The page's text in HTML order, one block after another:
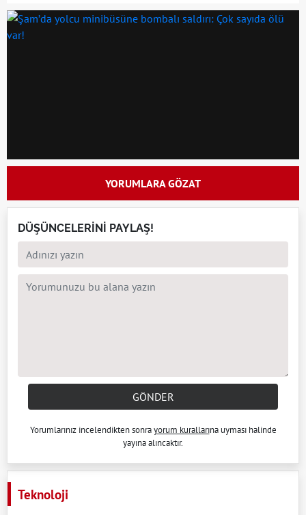
YORUMLARA GÖZAT
DÜŞÜNCELERİNİ PAYLAŞ!
GÖNDER
Yorumlarınız incelendikten sonrayorum kurallarına uyması halinde
yayına alıncaktır.
Teknoloji